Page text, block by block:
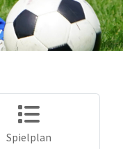
Spielplan